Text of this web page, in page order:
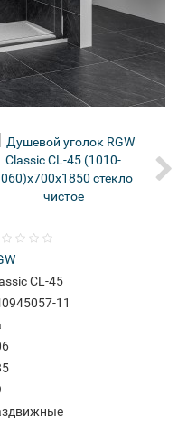
CL-45
11